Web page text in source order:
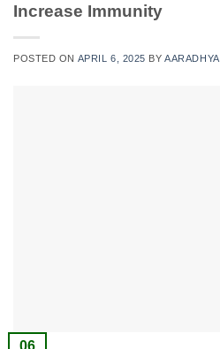
Increase Immunity
POSTED ON APRIL 6, 2025 BYAARADHYA
06